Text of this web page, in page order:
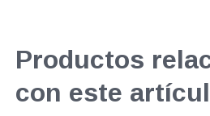
Productos
con este